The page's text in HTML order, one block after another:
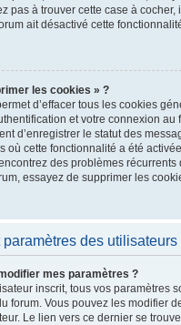
pas à trouver cette case à cocher,
ait désactivé cette
les cookies » ?
d’effacer tous les cookies
et votre connexion au
d’enregistrer le statut des
où cette fonctionnalité a été
des problèmes récurrents
essayez de supprimer les
paramètres des utilisateurs
mes paramètres ?
inscrit, tous vos paramètres
forum. Vous pouvez les modifier
Le lien vers ce dernier se